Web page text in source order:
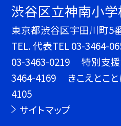
渋谷区立神南小
東京都渋谷区宇田川町5
TEL.代表TEL 03-3464-
03-3463-0219 特別支援
3464-4169 きこえとこ
4105
サイトマップ